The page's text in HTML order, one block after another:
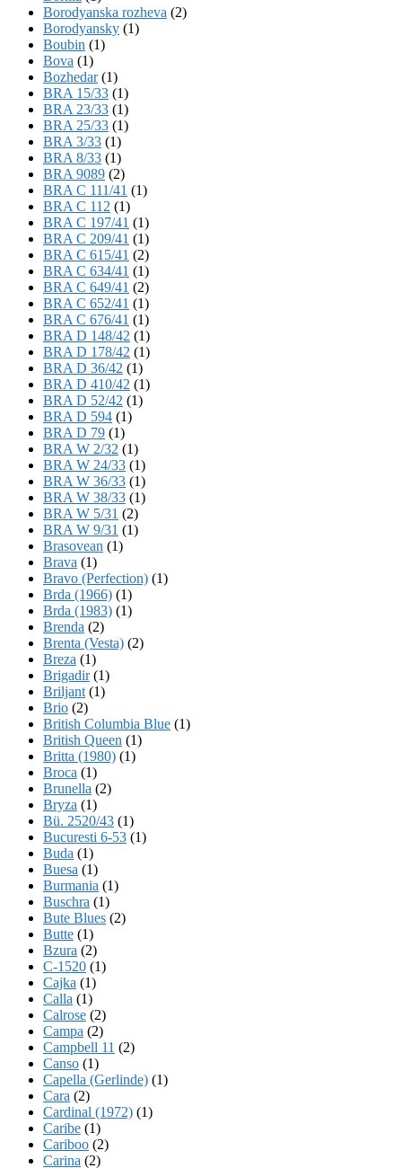
Borodyanska rozheva (2)
Borodyansky (1)
Boubin (1)
Bova (1)
Bozhedar(1)
BRA 15/33 (1)
BRA 23/33 (1)
BRA 25/33 (1)
BRA 3/33 (1)
BRA 8/33 (1)
BRA 9089 (2)
BRA C 111/41 (1)
BRA C 112 (1)
BRA C 197/41 (1)
BRA C 209/41 (1)
BRA C 615/41 (2)
BRA C 634/41 (1)
BRA C 649/41 (2)
BRA C 652/41 (1)
BRA C 676/41 (1)
BRA D 148/42 (1)
BRA D 178/42 (1)
BRA D 36/42 (1)
BRA D 410/42 (1)
BRA D 52/42 (1)
BRA D 594 (1)
BRA D 79 (1)
BRA W 2/32 (1)
BRA W 24/33 (1)
BRA W 36/33 (1)
BRA W 38/33 (1)
BRA W 5/31 (2)
BRA W 9/31 (1)
Brasovean (1)
Brava (1)
Bravo (Perfection) (1)
Brda (1966) (1)
Brda (1983) (1)
Brenda (2)
Brenta (Vesta) (2)
Breza (1)
Brigadir(1)
Briljant (1)
Brio (2)
British Columbia Blue (1)
British Queen (1)
Britta (1980) (1)
Broca (1)
Brunella (2)
Bryza (1)
Bü. 2520/43 (1)
Bucuresti 6-53 (1)
Buda (1)
Buesa (1)
Burmania (1)
Buschra (1)
Bute Blues (2)
Butte (1)
Bzura (2)
C-1520 (1)
Cajka (1)
Calla (1)
Calrose (2)
Campa (2)
Campbell 11 (2)
Canso (1)
Capella (Gerlinde) (1)
Cara (2)
Cardinal (1972) (1)
Caribe (1)
Cariboo (2)
Carina (2)